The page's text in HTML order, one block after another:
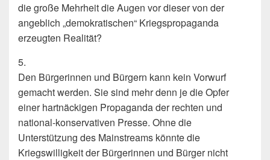
die große Mehr­heit die Augen vor dieser von der
angeblich „demokratischen“ Kriegspropa­ganda
erzeugten Realität?
5.
Den Bürgerinnen und Bürgern kann kein Vorwurf
gemacht werden. Sie sind mehr denn je die Op­fer
einer hartnäckigen Propaganda der rechten und
national-konservativen Presse. Ohne die
Unterstützung des Mainstreams könnte die
Kriegswilligkeit der Bürgerin­nen und Bürger nicht